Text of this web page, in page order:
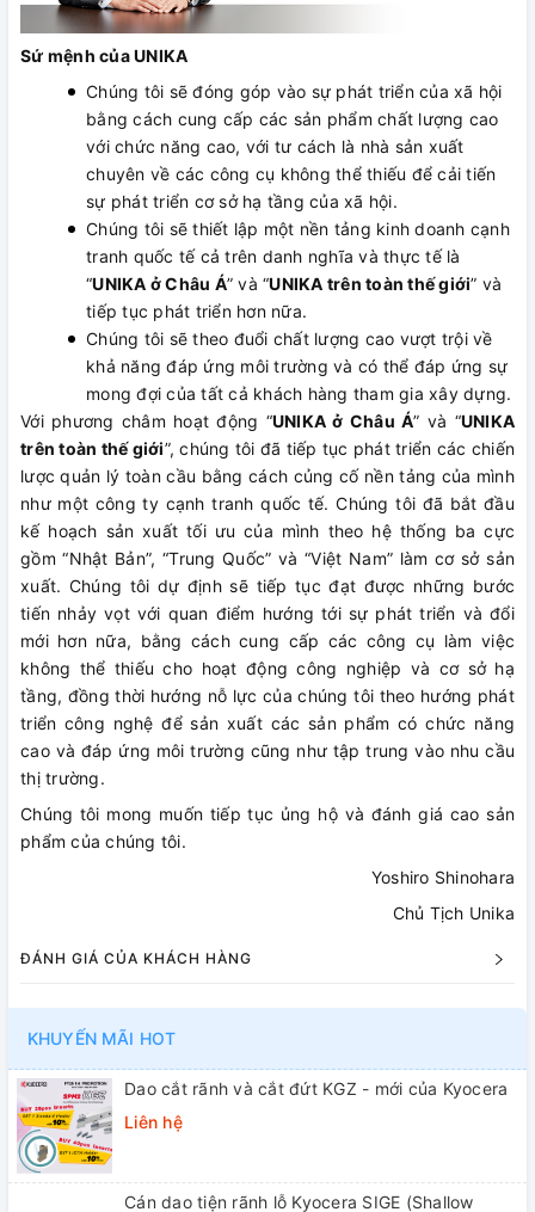
Sứ mệnh của UNIKA
Chúng tôi sẽ đóng góp vào sự phát triển của xã hội
bằng cách cung cấp các sản phẩm chất lượng cao
với chức năng cao, với tư cách là nhà sản xuất
chuyên về các công cụ không thể thiếu để cải tiến
sự phát triển cơ sở hạ tầng của xã hội.
Chúng tôi sẽ thiết lập một nền tảng kinh doanh cạnh
tranh quốc tế cả trên danh nghĩa và thực tế là
“UNIKA ở Châu Á” và “UNIKA trên toàn thế giới” và
tiếp tục phát triển hơn nữa.
Chúng tôi sẽ theo đuổi chất lượng cao vượt trội về
khả năng đáp ứng môi trường và có thể đáp ứng sự
mong đợi của tất cả khách hàng tham gia xây dựng.
Với phương châm hoạt động “UNIKA ở Châu Á” và “UNIKA
trên toàn thế giới”, chúng tôi đã tiếp tục phát triển các chiến
lược quản lý toàn cầu bằng cách củng cố nền tảng của mình
như một công ty cạnh tranh quốc tế. Chúng tôi đã bắt đầu
kế hoạch sản xuất tối ưu của mình theo hệ thống ba cực
gồm “Nhật Bản”, “Trung Quốc” và “Việt Nam” làm cơ sở sản
xuất. Chúng tôi dự định sẽ tiếp tục đạt được những bước
tiến nhảy vọt với quan điểm hướng tới sự phát triển và đổi
mới hơn nữa, bằng cách cung cấp các công cụ làm việc
không thể thiếu cho hoạt động công nghiệp và cơ sở hạ
tầng, đồng thời hướng nỗ lực của chúng tôi theo hướng phát
triển công nghệ để sản xuất các sản phẩm có chức năng
cao và đáp ứng môi trường cũng như tập trung vào nhu cầu
thị trường.
Chúng tôi mong muốn tiếp tục ủng hộ và đánh giá cao sản
phẩm của chúng tôi.
Yoshiro Shinohara
Chủ Tịch Unika
ĐÁNH GIÁ CỦA KHÁCH HÀNG
KHUYẾN MÃI HOT
Dao cắt rãnh và cắt đứt KGZ - mới của Kyocera
Liên hệ
Cán dao tiện rãnh lỗ Kyocera SIGE (Shallow